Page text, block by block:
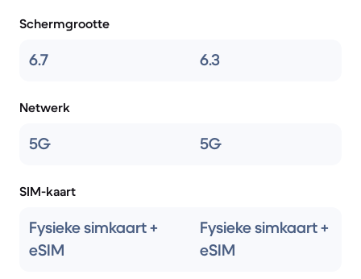
Schermgrootte
6.7 6.3
Netwerk
5G 5G
SIM-kaart
Fysieke simkaart +
eSIM
Fysieke simkaart +
eSIM